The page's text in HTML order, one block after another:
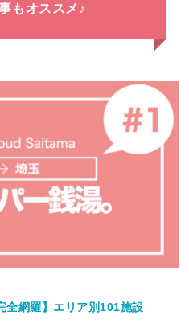
もオススメ♪
全網羅】エリア別101施設